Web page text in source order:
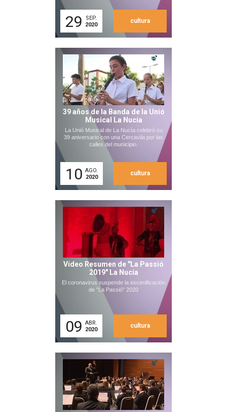
29
SEP.
2020
cultura
39 años de la Banda de la Unió
Musical La Nucía
La Unió Musical de La Nucía celebró su
39 aniversario con una Cercavila por las
calles del municipio.
10 AGO.
2020
cultura
Vídeo Resumen de "La Passió
2019" La Nucía
El coronavirus suspende la escenificación
de "La Passió" 2020
09 ABR.
2020
cultura